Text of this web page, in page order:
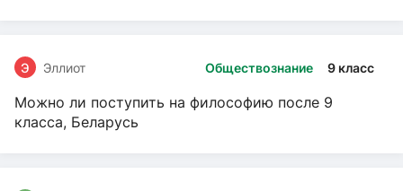
Обществознание 9 класс
Э Эллиот
Можно ли поступить на философию после 9
класса, Беларусь